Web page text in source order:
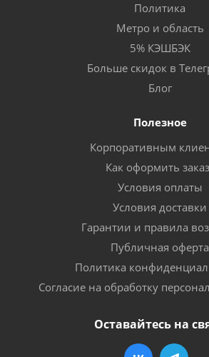
Политика
Метро и область
5% КЭШБЭК
Больше скидок в
Блог
Полезное
Корпоративным
Как оформить
Условия оплаты
Условия доставки
Гарантии и правила
Публичная оферта
Политика
Согласие на обработку
Оставайтесь на